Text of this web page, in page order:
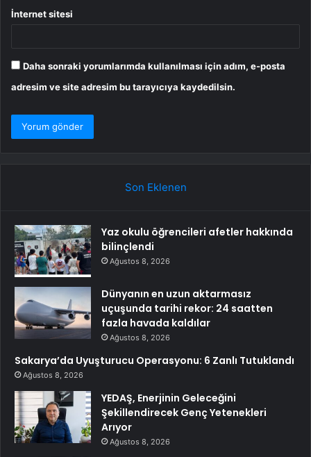
İnternet sitesi
Daha sonraki yorumlarımda kullanılması için adım, e-posta
adresim ve site adresim bu tarayıcıya kaydedilsin.
Son Eklenen
Yaz okulu öğrencileri afetler hakkında
bilinçlendi
Ağustos 8, 2026
Dünyanın en uzun aktarmasız
uçuşunda tarihi rekor: 24 saatten
fazla havada kaldılar
Ağustos 8, 2026
Sakarya’da Uyuşturucu Operasyonu: 6 Zanlı Tutuklandı
Ağustos 8, 2026
YEDAŞ, Enerjinin Geleceğini
Şekillendirecek Genç Yetenekleri
Arıyor
Ağustos 8, 2026